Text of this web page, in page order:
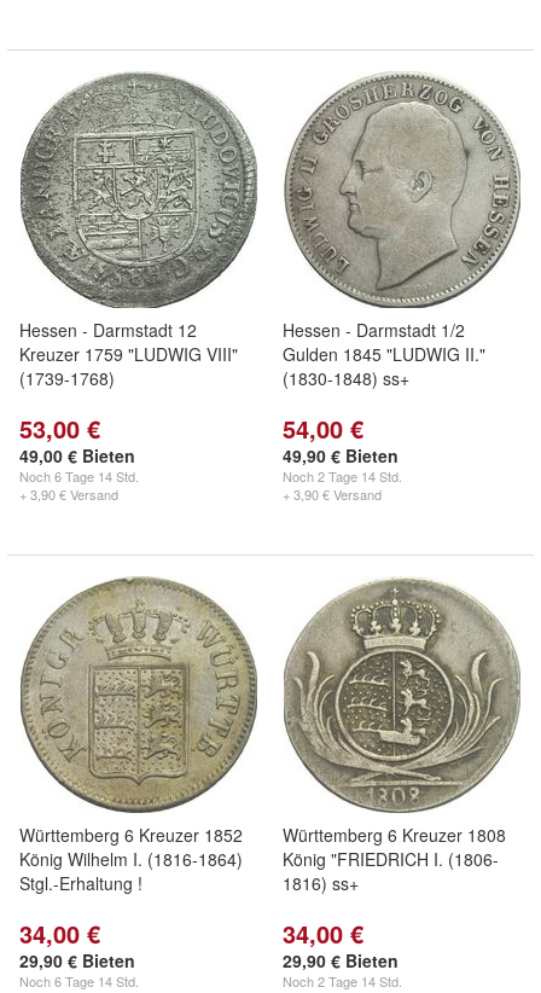
Hessen - Darmstadt 12
Kreuzer 1759 "LUDWIG VIII"
(1739-1768)
53,00 €
49,00 € Bieten
Noch6 Tage 14 Std.
+ 3,90 € Versand
Hessen - Darmstadt 1/2
Gulden 1845 "LUDWIG II."
(1830-1848) ss+
54,00 €
49,90 € Bieten
Noch2 Tage 14 Std.
+ 3,90 € Versand
Württemberg 6 Kreuzer 1852
König Wilhelm I. (1816-1864)
Stgl.-Erhaltung !
34,00 €
29,90 € Bieten
Noch6 Tage 14 Std.
Württemberg 6 Kreuzer 1808
König "FRIEDRICH I. (1806-
1816) ss+
34,00 €
29,90 € Bieten
Noch2 Tage 14 Std.